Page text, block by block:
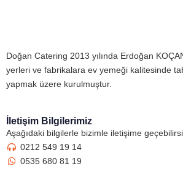
Doğan Catering 2013 yılında Erdoğan
yerleri ve fabrikalara ev yemeği kalitesinde
yapmak üzere kurulmuştur.
İletişim Bilgilerimiz
Aşağıdaki bilgilerle bizimle iletişime
0212 549 19 14
0535 680 81 19